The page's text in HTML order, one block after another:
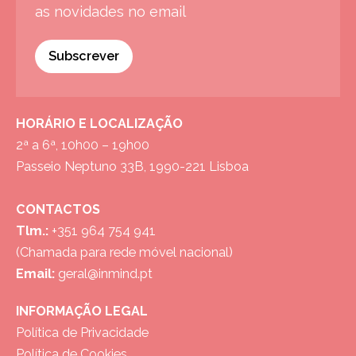
as novidades no email
Subscrever
HORÁRIO E LOCALIZAÇÃO
2ª a 6ª, 10h00 – 19h00
Passeio Neptuno 33B, 1990-221 Lisboa
CONTACTOS
Tlm.: +351 964 754 941
(Chamada para rede móvel nacional)
Email: geral@inmind.pt
INFORMAÇÃO LEGAL
Política de Privacidade